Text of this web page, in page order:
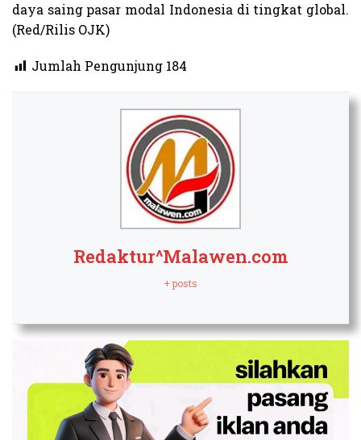
daya saing pasar modal Indonesia di tingkat global.
(Red/Rilis OJK)
Jumlah Pengunjung 184
Redaktur^Malawen.com
+ posts